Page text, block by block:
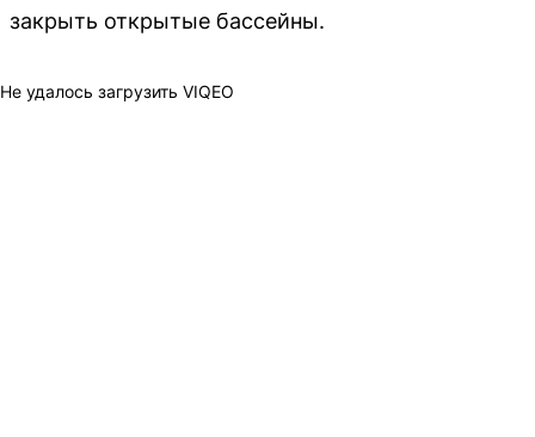
закрыть открытые бассейны.
Не удалось загрузить VIQEO